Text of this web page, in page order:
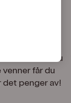
flere venner du
får du
penger av!